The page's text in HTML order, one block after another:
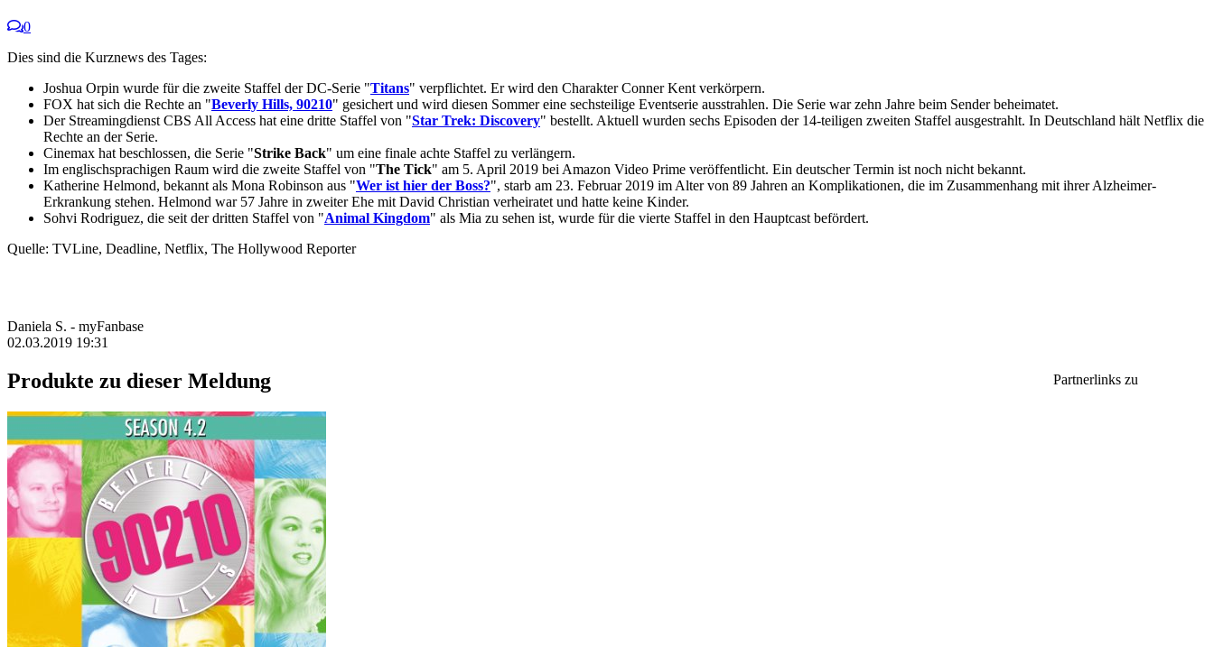
0
Dies sind die Kurznews des Tages:
Joshua Orpin wurde für die zweite Staffel der DC-Serie "Titans" verpflichtet. Er wird den Charakter Conner Kent verkörpern.
FOX hat sich die Rechte an "Beverly Hills, 90210" gesichert und wird diesen Sommer eine sechsteilige Eventserie ausstrahlen. Die Serie war zehn Jahre beim Sender beheimatet.
Der Streamingdienst CBS All Access hat eine dritte Staffel von "Star Trek: Discovery" bestellt. Aktuell wurden sechs Episoden der 14-teiligen zweiten Staffel ausgestrahlt. In Deutschland hält Netflix die
Rechte an der Serie.
Cinemax hat beschlossen, die Serie "Strike Back" um eine finale achte Staffel zu verlängern.
Im englischsprachigen Raum wird die zweite Staffel von "The Tick" am 5. April 2019 bei Amazon Video Prime veröffentlicht. Ein deutscher Termin ist noch nicht bekannt.
Katherine Helmond, bekannt als Mona Robinson aus "Wer ist hier der Boss?", starb am 23. Februar 2019 im Alter von 89 Jahren an Komplikationen, die im Zusammenhang mit ihrer Alzheimer-
Erkrankung stehen. Helmond war 57 Jahre in zweiter Ehe mit David Christian verheiratet und hatte keine Kinder.
Sohvi Rodriguez, die seit der dritten Staffel von "Animal Kingdom" als Mia zu sehen ist, wurde für die vierte Staffel in den Hauptcast befördert.
Quelle: TVLine, Deadline, Netflix, The Hollywood Reporter
Daniela S. - myFanbase
02.03.2019 19:31
Partnerlinks zu
Produkte zu dieser Meldung